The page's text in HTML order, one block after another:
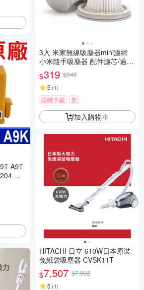
A9T
通
3入 米家無線吸塵器mini濾網
小米隨手吸塵器 配件濾芯/過濾
網 可水洗HEPA (副廠)
$319 $346
5 (1)
限時下殺 券
加入購物車
HITACHI 日立 610W日本原裝
免紙袋吸塵器 CVSK11T
$7,507 $7,902
5 (1)